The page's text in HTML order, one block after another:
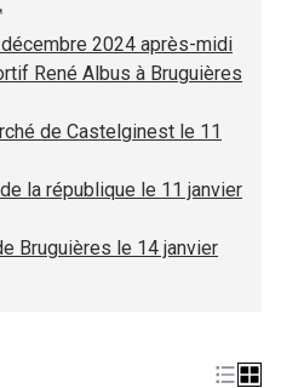
dans un nouvel onglet)
2024 après-midi
René Albus à Bruguières
de Castelginest le 11
un nouvel onglet)
la république le 11 janvier
onglet)
Bruguières le 14 janvier